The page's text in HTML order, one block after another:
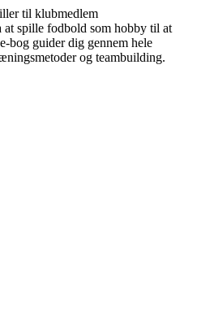
til klubmedlem
at spille fodbold som hobby til at
bog guider dig gennem hele
og teambuilding.